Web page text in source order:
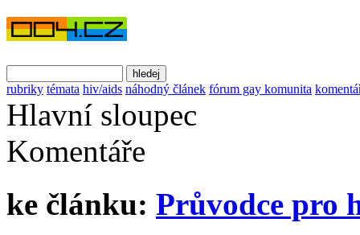
rubriky témata hiv/aids náhodný článek fórum gay komunita
Hlavní sloupec
Komentáře
ke článku: Průvodce pro